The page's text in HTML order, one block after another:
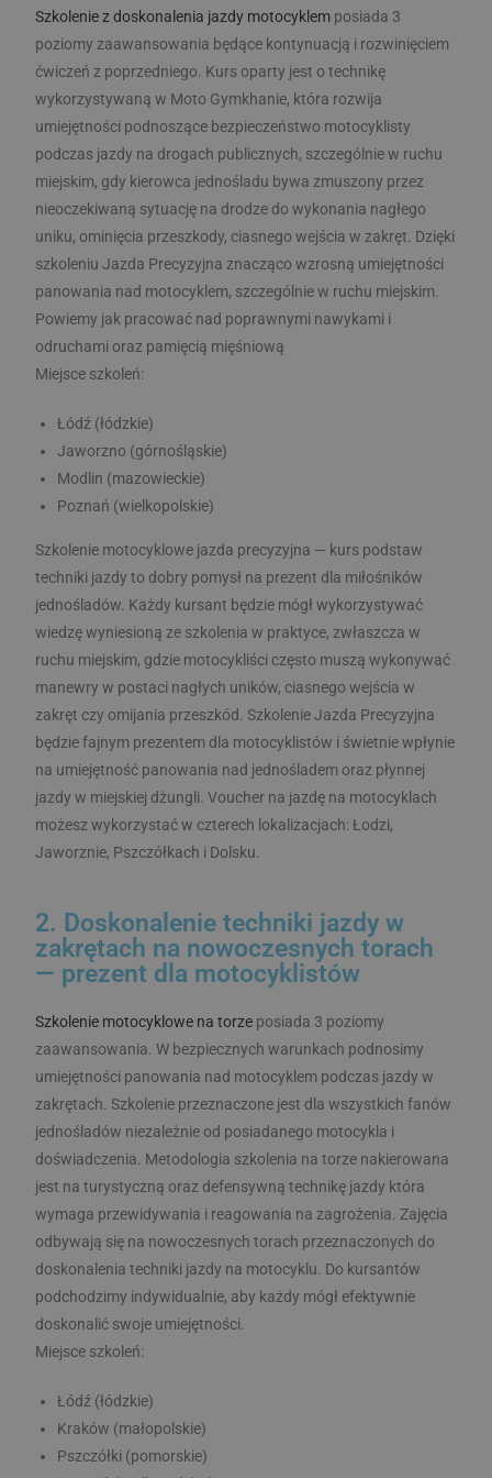
Szkolenie z doskonalenia jazdy motocyklem posiada 3
poziomy zaawansowania będące kontynuacją i rozwinięciem
ćwiczeń z poprzedniego. Kurs oparty jest o technikę
wykorzystywaną w Moto Gymkhanie, która rozwija
umiejętności podnoszące bezpieczeństwo motocyklisty
podczas jazdy na drogach publicznych, szczególnie w ruchu
miejskim, gdy kierowca jednośladu bywa zmuszony przez
nieoczekiwaną sytuację na drodze do wykonania nagłego
uniku, ominięcia przeszkody, ciasnego wejścia w zakręt. Dzięki
szkoleniu Jazda Precyzyjna znacząco wzrosną umiejętności
panowania nad motocyklem, szczególnie w ruchu miejskim.
Powiemy jak pracować nad poprawnymi nawykami i
odruchami oraz pamięcią mięśniową
Miejsce szkoleń:
Łódź (łódzkie)
Jaworzno (górnośląskie)
Modlin (mazowieckie)
Poznań (wielkopolskie)
Szkolenie motocyklowe jazda precyzyjna — kurs podstaw
techniki jazdy to dobry pomysł na prezent dla miłośników
jednośladów. Każdy kursant będzie mógł wykorzystywać
wiedzę wyniesioną ze szkolenia w praktyce, zwłaszcza w
ruchu miejskim, gdzie motocykliści często muszą wykonywać
manewry w postaci nagłych uników, ciasnego wejścia w
zakręt czy omijania przeszkód. Szkolenie Jazda Precyzyjna
będzie fajnym prezentem dla motocyklistów i świetnie wpłynie
na umiejętność panowania nad jednośladem oraz płynnej
jazdy w miejskiej dżungli. Voucher na jazdę na motocyklach
możesz wykorzystać w czterech lokalizacjach: Łodzi,
Jaworznie, Pszczółkach i Dolsku.
2. Doskonalenie techniki jazdy w
zakrętach na nowoczesnych torach
— prezent dla motocyklistów
Szkolenie motocyklowe na torze posiada 3 poziomy
zaawansowania. W bezpiecznych warunkach podnosimy
umiejętności panowania nad motocyklem podczas jazdy w
zakrętach. Szkolenie przeznaczone jest dla wszystkich fanów
jednośladów niezależnie od posiadanego motocykla i
doświadczenia. Metodologia szkolenia na torze nakierowana
jest na turystyczną oraz defensywną technikę jazdy która
wymaga przewidywania i reagowania na zagrożenia. Zajęcia
odbywają się na nowoczesnych torach przeznaczonych do
doskonalenia techniki jazdy na motocyklu. Do kursantów
podchodzimy indywidualnie, aby każdy mógł efektywnie
doskonalić swoje umiejętności.
Miejsce szkoleń:
Łódź (łódzkie)
Kraków (małopolskie)
Pszczółki (pomorskie)